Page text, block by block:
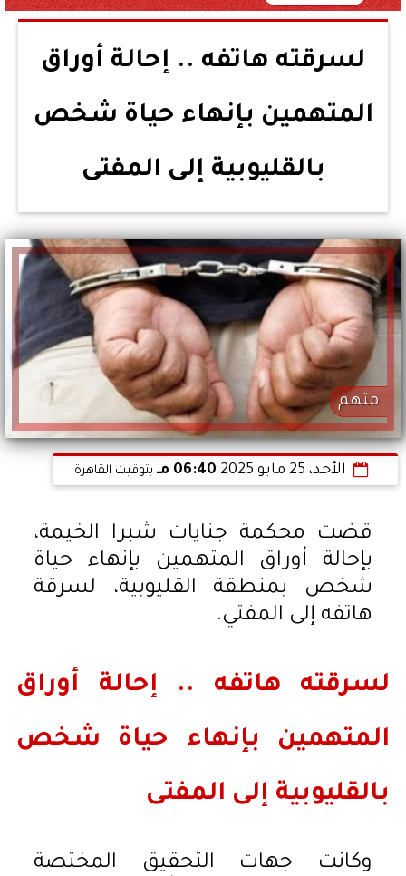
لسرقته هاتفه .. إحالة أوراق
المتهمين بإنهاء حياة شخص
بالقليوبية إلى المفتى
متهم
الأحد، 25 مايو 2025 06:40 مـ بتوقيت القاهرة
قضت محكمة جنايات شبرا الخيمة،
بإحالة أوراق المتهمين بإنهاء حياة
شخص بمنطقة القليوبية، لسرقة
هاتفه إلى المفتي.
لسرقته هاتفه .. إحالة أوراق
المتهمين بإنهاء حياة شخص
بالقليوبية إلى المفتى
وكانت جهات التحقيق المختصة